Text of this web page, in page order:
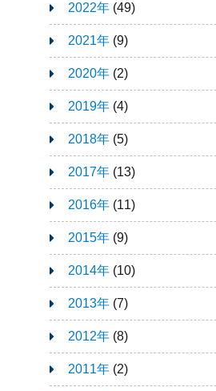
2022年(49)
2021年(9)
2020年(2)
2019年(4)
2018年(5)
2017年(13)
2016年(11)
2015年(9)
2014年(10)
2013年(7)
2012年(8)
2011年(2)